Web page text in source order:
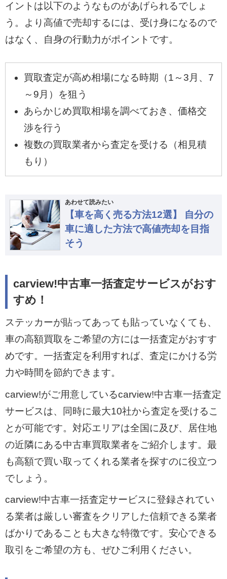
イントは以下のようなものがあげられるでしょ
う。より高値で売却するには、受け身になるので
はなく、自身の行動力がポイントです。
買取査定が高め相場になる時期（1～3月、7
～9月）を狙う
あらかじめ買取相場を調べておき、価格交
渉を行う
複数の買取業者から査定を受ける（相見積
もり）
あわせて読みたい
【車を高く売る方法12選】 自分の
車に適した方法で高値売却を目指
そう
carview!中古車一括査定サービスがおす
すめ！
ステッカーが貼ってあっても貼っていなくても、
車の高額買取をご希望の方には一括査定がおすす
めです。一括査定を利用すれば、査定にかける労
力や時間を節約できます。
carview!がご用意しているcarview!中古車一括査定
サービスは、同時に最大10社から査定を受けるこ
とが可能です。対応エリアは全国に及び、居住地
の近隣にある中古車買取業者をご紹介します。最
も高額で買い取ってくれる業者を探すのに役立つ
でしょう。
carview!中古車一括査定サービスに登録されてい
る業者は厳しい審査をクリアした信頼できる業者
ばかりであることも大きな特徴です。安心できる
取引をご希望の方も、ぜひご利用ください。